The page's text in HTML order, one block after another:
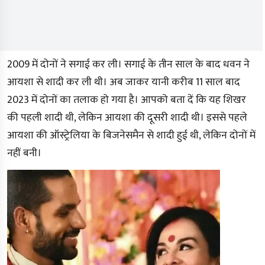
2009 में दोनों ने सगाई कर ली। सगाई के तीन साल के बाद धवन ने
आयशा से शादी कर ली थी। अब जाकर यानी करीब 11 साल बाद
2023 में दोनों का तलाक हो गया है। आपको बता दें कि यह शिखर
की पहली शादी थी, लेकिन आयशा की दूसरी शादी थी। इससे पहले
आयशा की ऑस्ट्रेलिया के बिजनेसमैन से शादी हुई थी, लेकिन दोनों में
नहीं बनी।